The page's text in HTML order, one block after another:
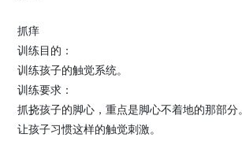
抓痒
训练目的：
训练孩子的触觉系统。
训练要求：
抓挠孩子的脚心，重点是脚心不着地的那部
让孩子习惯这样的触觉刺激。